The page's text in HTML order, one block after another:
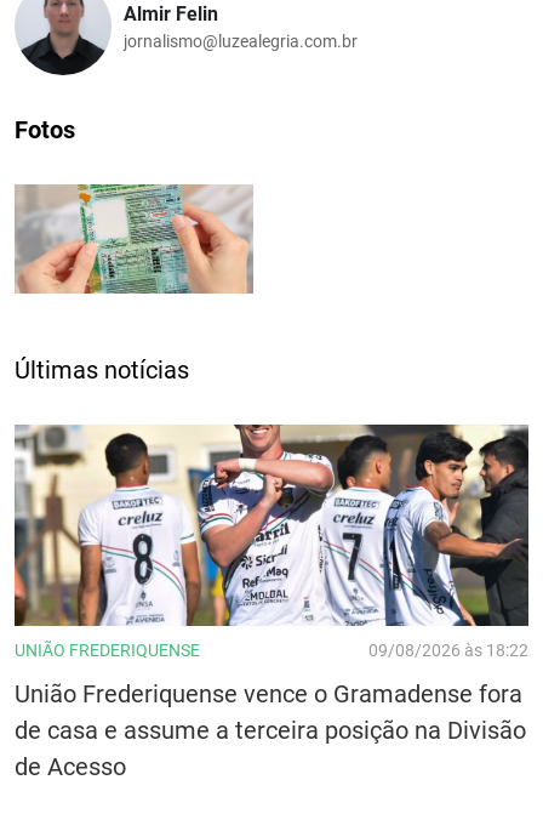
Almir Felin
jornalismo@luzealegria.com.br
Fotos
Últimas notícias
UNIÃO FREDERIQUENSE 09/08/2026 às 18:22
União Frederiquense vence o Gramadense fora
de casa e assume a terceira posição na Divisão
de Acesso